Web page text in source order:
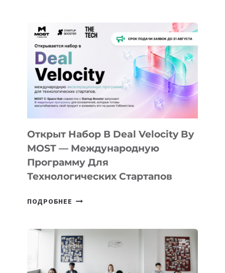
АЛМАТЫ:
КАК
AI
YOUTH
CAMP
ДАЛ
30
ПОДРОСТКАМ
БИЛЕТ
В
ПРЕДПРИНИМАТЕЛЬСТВО
Открыт Набор В Deal Velocity By
MOST — Международную
Программу Для
Технологических Стартапов
ПОДРОБНЕЕ ОТКРЫТ
DEAL
VELOCITY
BY